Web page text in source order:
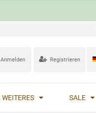
Anmelden Registrieren
SALE